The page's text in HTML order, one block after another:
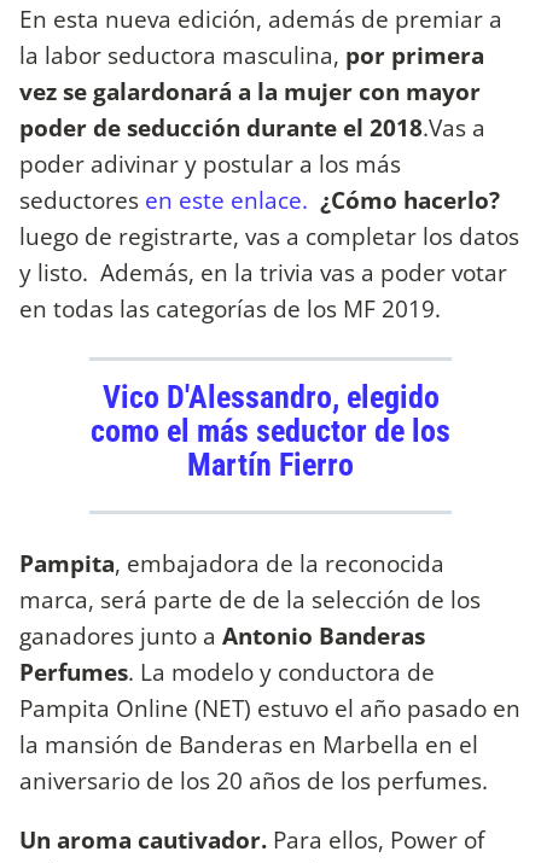
En esta nueva edición, además de premiar a
la labor seductora masculina, por primera
vez se galardonará a la mujer con mayor
poder de seducción durante el 2018.Vas a
poder adivinar y postular a los más
seductores en este enlace. ¿Cómo hacerlo?
luego de registrarte, vas a completar los datos
y listo. Además, en la trivia vas a poder votar
en todas las categorías de los MF 2019.
Vico D'Alessandro, elegido
como el más seductor de los
Martín Fierro
Pampita, embajadora de la reconocida
marca, será parte de de la selección de los
ganadores junto a Antonio Banderas
Perfumes. La modelo y conductora de
Pampita Online (NET) estuvo el año pasado en
la mansión de Banderas en Marbella en el
aniversario de los 20 años de los perfumes.
Un aroma cautivador. Para ellos, Power of